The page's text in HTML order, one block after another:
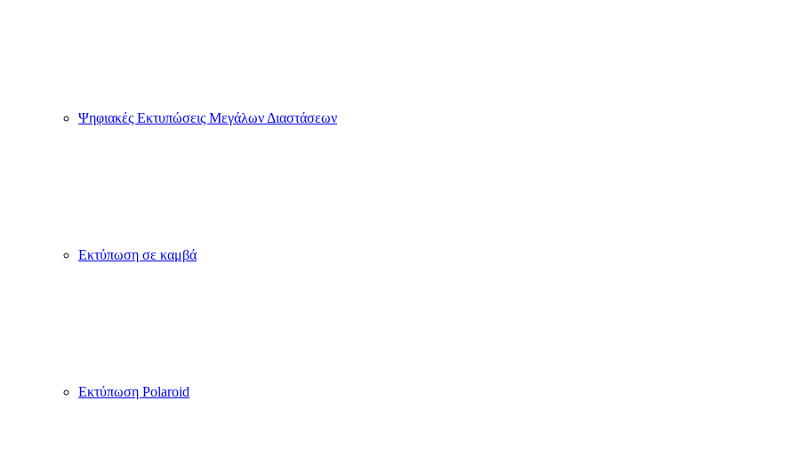
Ψηφιακές Εκτυπώσεις Μεγάλων Διαστάσεων
Εκτύπωση σε καμβά
Εκτύπωση Polaroid